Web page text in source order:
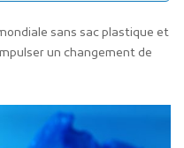
sans sac plastique et
un changement de